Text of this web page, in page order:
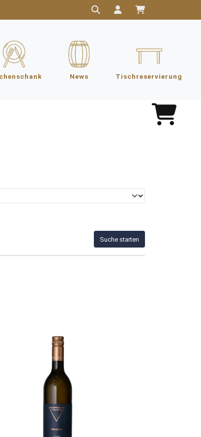
News Tischreservierung
Suche starten